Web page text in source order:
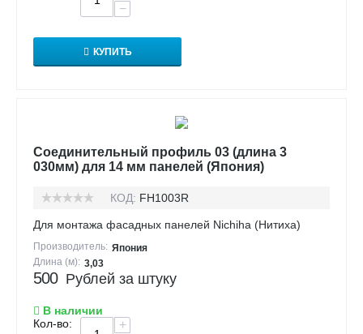
−
КУПИТЬ
Соединительный профиль 03 (длина 3
030мм) для 14 мм панелей (Япония)
КОД: FH1003R
Для монтажа фасадных панелей Nichiha (Нитиха)
Производитель: Япония
Длина (м): 3,03
500 Рублей за штуку
В наличии
Кол-во:
+